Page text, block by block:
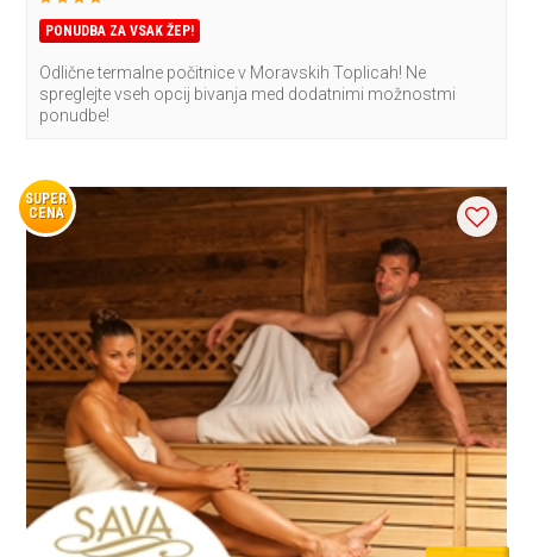
PONUDBA ZA VSAK ŽEP!
Odlične termalne počitnice v Moravskih Toplicah! Ne
spreglejte vseh opcij bivanja med dodatnimi možnostmi
ponudbe!
SUPER
CENA